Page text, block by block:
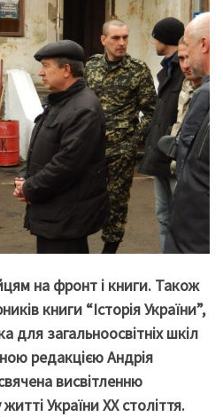
на фронт і книги. Також
книги “Історія України”,
для загальноосвітніх шкіл
редакцією Андрія
висвітленню
України ХХ століття.